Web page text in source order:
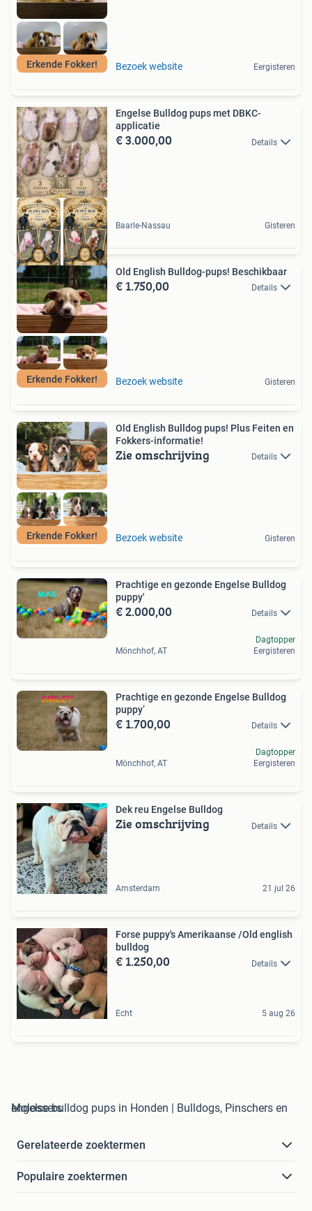
Erkende Fokker! Bezoek website Eergisteren
Engelse Bulldog pups met DBKC-
applicatie
€ 3.000,00 Details
Baarle-Nassau Gisteren
Erkende Fokker!
Old English Bulldog-pups! Beschikbaar
€ 1.750,00 Details
Bezoek website Gisteren
Erkende Fokker!
Old English Bulldog pups! Plus Feiten en
Fokkers-informatie!
Zie omschrijving Details
Bezoek website Gisteren
Prachtige en gezonde Engelse Bulldog
puppy'
€ 2.000,00 Details
Mönchhof, AT
Dagtopper
Eergisteren
Prachtige en gezonde Engelse Bulldog
puppy’
€ 1.700,00 Details
Mönchhof, AT
Dagtopper
Eergisteren
Dek reu Engelse Bulldog
Zie omschrijving Details
Amsterdam 21 jul 26
Forse puppy's Amerikaanse /Old english
bulldog
€ 1.250,00 Details
Echt 5 aug 26
engelse bulldog pups in Honden | Bulldogs, Pinschers en Molossers
Gerelateerde zoektermen
Populaire zoektermen